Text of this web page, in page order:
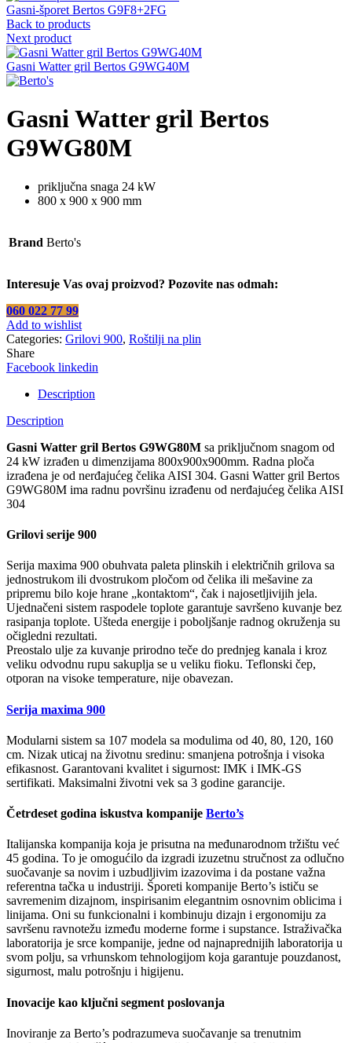
Gasni-šporet Bertos G9F8+2FG
Back to products
Next product
Gasni Watter gril Bertos G9WG40M
Gasni Watter gril Bertos
G9WG80M
priključna snaga 24 kW
800 x 900 x 900 mm
Brand Berto's
Interesuje Vas ovaj proizvod? Pozovite nas odmah:
060 022 77 99
Add to wishlist
Categories: Grilovi 900, Roštilji na plin
Share
Facebook linkedin
Description
Description
Gasni Watter gril Bertos G9WG80M sa priključnom snagom od
24 kW izrađen u dimenzijama 800x900x900mm. Radna ploča
izrađena je od nerđajućeg čelika AISI 304. Gasni Watter gril Bertos
G9WG80M ima radnu površinu izrađenu od nerđajućeg čelika AISI
304
Grilovi serije 900
Serija maxima 900 obuhvata paleta plinskih i električnih grilova sa
jednostrukom ili dvostrukom pločom od čelika ili mešavine za
pripremu bilo koje hrane „kontaktom“, čak i najosetljivijih jela.
Ujednačeni sistem raspodele toplote garantuje savršeno kuvanje bez
rasipanja toplote. Ušteda energije i poboljšanje radnog okruženja su
očigledni rezultati.
Preostalo ulje za kuvanje prirodno teče do prednjeg kanala i kroz
veliku odvodnu rupu sakuplja se u veliku fioku. Teflonski čep,
otporan na visoke temperature, nije obavezan.
Serija maxima 900
Modularni sistem sa 107 modela sa modulima od 40, 80, 120, 160
cm. Nizak uticaj na životnu sredinu: smanjena potrošnja i visoka
efikasnost. Garantovani kvalitet i sigurnost: IMK i IMK-GS
sertifikati. Maksimalni životni vek sa 3 godine garancije.
Četrdeset godina iskustva kompanije Berto’s
Italijanska kompanija koja je prisutna na međunarodnom tržištu već
45 godina. To je omogućilo da izgradi izuzetnu stručnost za odlučno
suočavanje sa novim i uzbudljivim izazovima i da postane važna
referentna tačka u industriji. Šporeti kompanije Berto’s ističu se
savremenim dizajnom, inspirisanim elegantnim osnovnim oblicima i
linijama. Oni su funkcionalni i kombinuju dizajn i ergonomiju za
savršenu ravnotežu između moderne forme i supstance. Istraživačka
laboratorija je srce kompanije, jedne od najnaprednijih laboratorija u
svom polju, sa vrhunskom tehnologijom koja garantuje pouzdanost,
sigurnost, malu potrošnju i higijenu.
Inovacije kao ključni segment poslovanja
Inoviranje za Berto’s podrazumeva suočavanje sa trenutnim